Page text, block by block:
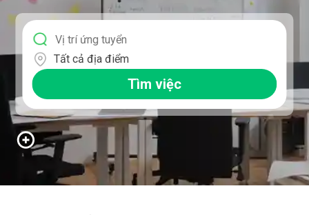
Tất cả địa điểm
Tìm việc